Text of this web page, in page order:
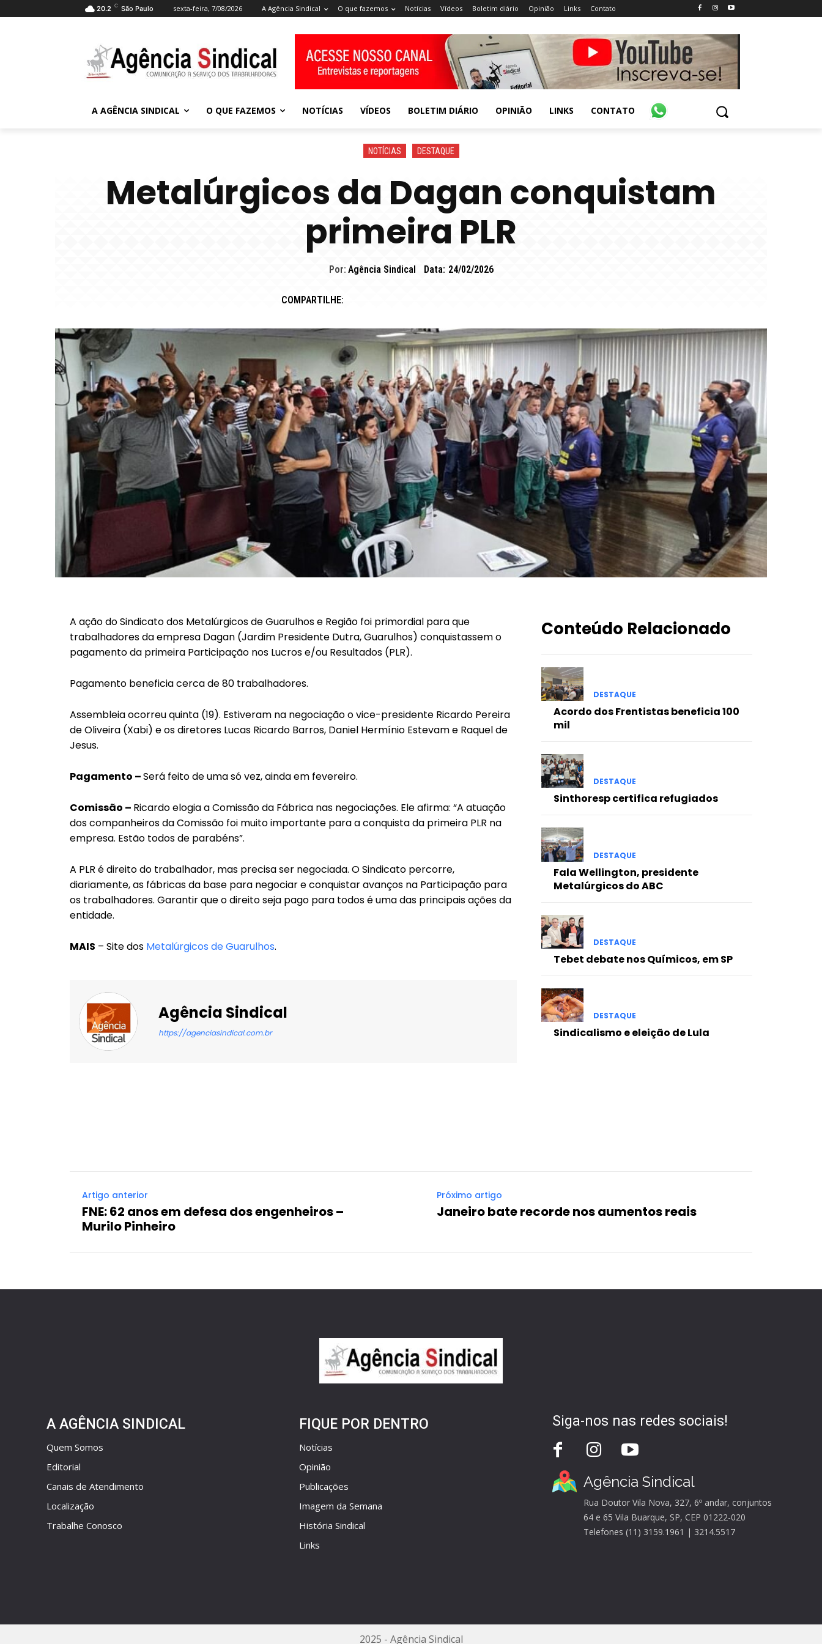
20.2 C São Paulo sexta-feira, 7/08/2026 A Agência Sindical O que fazemos Notícias Vídeos Boletim diário Opinião Links Contato
A AGÊNCIA SINDICAL O QUE FAZEMOS NOTÍCIAS VÍDEOS BOLETIM DIÁRIO OPINIÃO LINKS CONTATO
NOTÍCIAS DESTAQUE
Metalúrgicos da Dagan conquistam
primeira PLR
Por: Agência Sindical Data: 24/02/2026
COMPARTILHE:
A ação do Sindicato dos Metalúrgicos de Guarulhos e Região foi primordial para que
trabalhadores da empresa Dagan (Jardim Presidente Dutra, Guarulhos) conquistassem o
pagamento da primeira Participação nos Lucros e/ou Resultados (PLR).
Pagamento beneficia cerca de 80 trabalhadores.
Assembleia ocorreu quinta (19). Estiveram na negociação o vice-presidente Ricardo Pereira
de Oliveira (Xabi) e os diretores Lucas Ricardo Barros, Daniel Hermínio Estevam e Raquel de
Jesus.
Pagamento –Será feito de uma só vez, ainda em fevereiro.
Comissão – Ricardo elogia a Comissão da Fábrica nas negociações. Ele afirma: “A atuação
dos companheiros da Comissão foi muito importante para a conquista da primeira PLR na
empresa. Estão todos de parabéns”.
A PLR é direito do trabalhador, mas precisa ser negociada. O Sindicato percorre,
diariamente, as fábricas da base para negociar e conquistar avanços na Participação para
os trabalhadores. Garantir que o direito seja pago para todos é uma das principais ações da
entidade.
MAIS – Site dos Metalúrgicos de Guarulhos.
Agência Sindical
https://agenciasindical.com.br
Conteúdo Relacionado
DESTAQUE
Acordo dos Frentistas beneficia 100
mil
DESTAQUE
Sinthoresp certifica refugiados
DESTAQUE
Fala Wellington, presidente
Metalúrgicos do ABC
DESTAQUE
Tebet debate nos Químicos, em SP
DESTAQUE
Sindicalismo e eleição de Lula
Artigo anterior
FNE: 62 anos em defesa dos engenheiros –
Murilo Pinheiro
Próximo artigo
Janeiro bate recorde nos aumentos reais
A AGÊNCIA SINDICAL
Quem Somos
Editorial
Canais de Atendimento
Localização
Trabalhe Conosco
FIQUE POR DENTRO
Notícias
Opinião
Publicações
Imagem da Semana
História Sindical
Links
Siga-nos nas redes sociais!
Agência Sindical
Rua Doutor Vila Nova, 327, 6º andar, conjuntos
64 e 65 Vila Buarque, SP, CEP 01222-020
Telefones (11) 3159.1961 | 3214.5517
2025 - Agência Sindical